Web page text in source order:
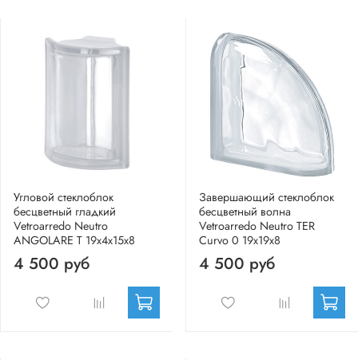
Угловой стеклоблок
бесцветный гладкий
Vetroarredo Neutro
ANGOLARE T 19x4x15x8
4 500 руб
Завершающий стеклоблок
бесцветный волна
Vetroarredo Neutro TER
Curvo 0 19x19x8
4 500 руб